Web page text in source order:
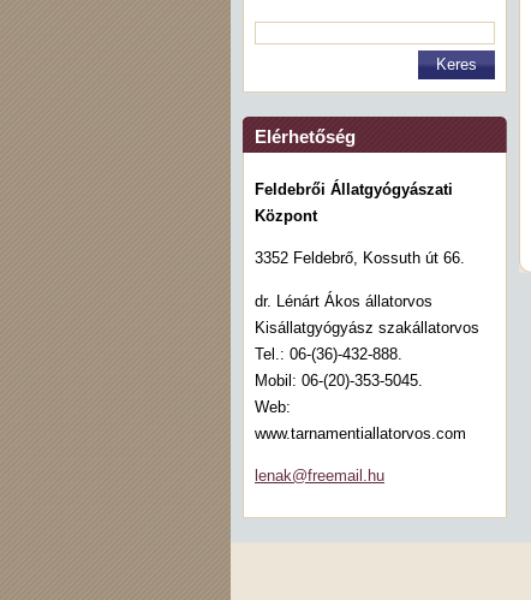
Elérhetőség
Feldebrői Állatgyógyászati
Központ
3352 Feldebrő, Kossuth út 66.
dr. Lénárt Ákos állatorvos
Kisállatgyógyász szakállatorvos
Tel.: 06-(36)-432-888.
Mobil: 06-(20)-353-5045.
Web:
www.tarnamentiallatorvos.com
lenak@freemail.hu